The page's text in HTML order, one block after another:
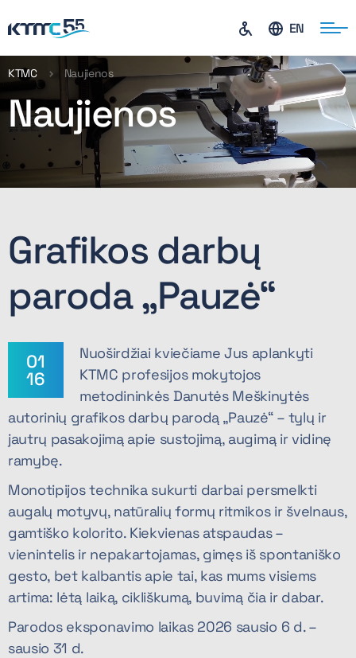
EN
KTMC Naujienos
Naujienos
Grafikos darbų
paroda „Pauzė“
01
16
Nuoširdžiai kviečiame Jus aplankyti
KTMC profesijos mokytojos
metodininkės Danutės Meškinytės
autorinių grafikos darbų parodą „Pauzė“ – tylų ir
jautrų pasakojimą apie sustojimą, augimą ir vidinę
ramybę.
Monotipijos technika sukurti darbai persmelkti
augalų motyvų, natūralių formų ritmikos ir švelnaus,
gamtiško kolorito. Kiekvienas atspaudas –
vienintelis ir nepakartojamas, gimęs iš spontaniško
gesto, bet kalbantis apie tai, kas mums visiems
artima: lėtą laiką, cikliškumą, buvimą čia ir dabar.
Parodos eksponavimo laikas 2026 sausio 6 d. –
sausio 31 d.